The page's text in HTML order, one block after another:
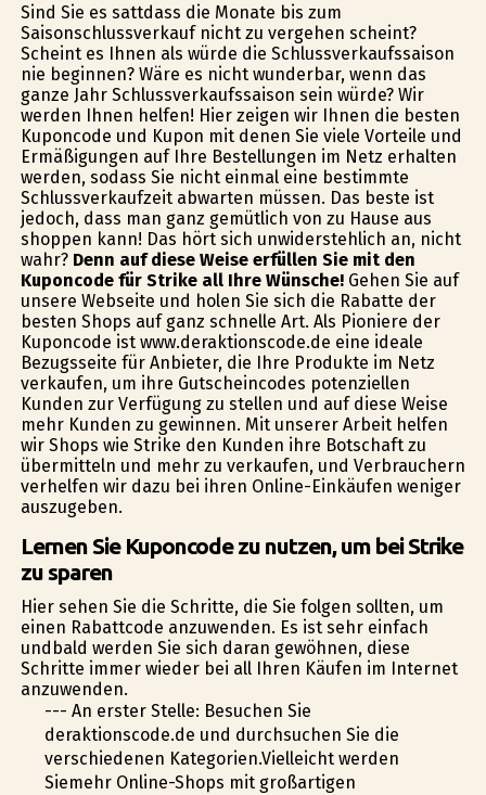
Sind Sie es sattdass die Monate bis zum
Saisonschlussverkauf nicht zu vergehen scheint?
Scheint es Ihnen als würde die Schlussverkaufssaison
nie beginnen? Wäre es nicht wunderbar, wenn das
ganze Jahr Schlussverkaufssaison sein würde? Wir
werden Ihnen helfen! Hier zeigen wir Ihnen die besten
Kuponcode und Kupon mit denen Sie viele Vorteile und
Ermäßigungen auf Ihre Bestellungen im Netz erhalten
werden, sodass Sie nicht einmal eine bestimmte
Schlussverkaufzeit abwarten müssen. Das beste ist
jedoch, dass man ganz gemütlich von zu Hause aus
shoppen kann! Das hört sich unwiderstehlich an, nicht
wahr? Denn auf diese Weise erfüllen Sie mit den
Kuponcode für Strike all Ihre Wünsche!Gehen Sie auf
unsere Webseite und holen Sie sich die Rabatte der
besten Shops auf ganz schnelle Art. Als Pioniere der
Kuponcode ist www.deraktionscode.de eine ideale
Bezugsseite für Anbieter, die Ihre Produkte im Netz
verkaufen, um ihre Gutscheincodes potenziellen
Kunden zur Verfügung zu stellen und auf diese Weise
mehr Kunden zu gewinnen. Mit unserer Arbeit helfen
wir Shops wie Strike den Kunden ihre Botschaft zu
übermitteln und mehr zu verkaufen, und Verbrauchern
verhelfen wir dazu bei ihren Online-Einkäufen weniger
auszugeben.
Lernen Sie Kuponcode zu nutzen, um bei Strike
zu sparen
Hier sehen Sie die Schritte, die Sie folgen sollten, um
einen Rabattcode anzuwenden. Es ist sehr einfach
undbald werden Sie sich daran gewöhnen, diese
Schritte immer wieder bei all Ihren Käufen im Internet
anzuwenden.
--- An erster Stelle: Besuchen Sie
deraktionscode.de und durchsuchen Sie die
verschiedenen Kategorien.Vielleicht werden
Siemehr Online-Shops mit großartigen